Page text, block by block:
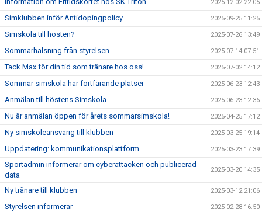
2025-12-02 22:05
Simklubben inför Antidopingpolicy 2025-09-25 11:25
Simskola till hösten? 2025-07-26 13:49
Sommarhälsning från styrelsen 2025-07-14 07:51
Tack Max för din tid som tränare hos oss! 2025-07-02 14:12
Sommar simskola har fortfarande platser 2025-06-23 12:43
Anmälan till höstens Simskola 2025-06-23 12:36
Nu är anmälan öppen för årets sommarsimskola! 2025-04-25 17:12
Ny simskoleansvarig till klubben 2025-03-25 19:14
Uppdatering: kommunikationsplattform 2025-03-23 17:39
Sportadmin informerar om cyberattacken och publicerad
data
2025-03-20 14:35
Ny tränare till klubben 2025-03-12 21:06
Styrelsen informerar 2025-02-28 16:50